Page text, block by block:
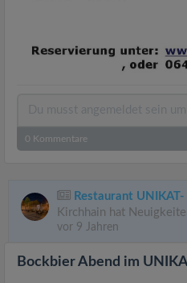
0 Kommentare
Restaurant
Kirchhain hat
vor 9 Jahren
Bockbier Abend im